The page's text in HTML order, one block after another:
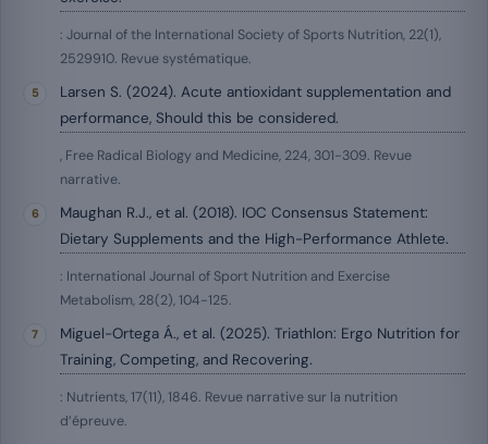
: Journal of the International Society of Sports Nutrition, 22(1),
2529910. Revue systématique.
Larsen S. (2024). Acute antioxidant supplementation and
performance, Should this be considered.
, Free Radical Biology and Medicine, 224, 301-309. Revue
narrative.
Maughan R.J., et al. (2018). IOC Consensus Statement:
Dietary Supplements and the High-Performance Athlete.
: International Journal of Sport Nutrition and Exercise
Metabolism, 28(2), 104-125.
Miguel-Ortega Á., et al. (2025). Triathlon: Ergo Nutrition for
Training, Competing, and Recovering.
: Nutrients, 17(11), 1846. Revue narrative sur la nutrition
d’épreuve.